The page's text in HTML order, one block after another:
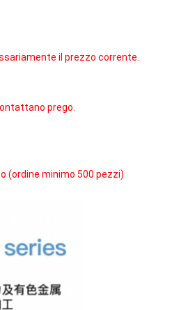
il prezzo corrente.
prego.
(ordine minimo 500 pezzi)